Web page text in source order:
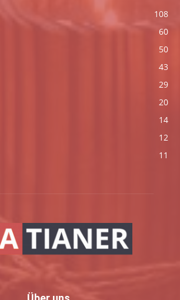
108
60
50
43
29
20
14
12
11